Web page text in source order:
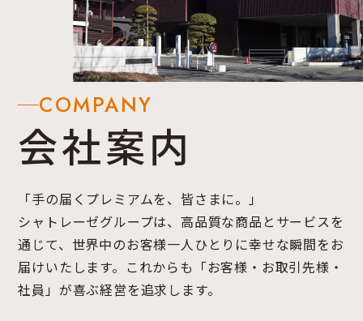
COMPANY
会社案内
「手の届くプレミアムを、皆さまに。」
シャトレーゼグループは、高品質な商品とサービスを
通じて、世界中のお客様一人ひとりに幸せな瞬間をお
届けいたします。これからも「お客様・お取引先様・
社員」が喜ぶ経営を追求します。